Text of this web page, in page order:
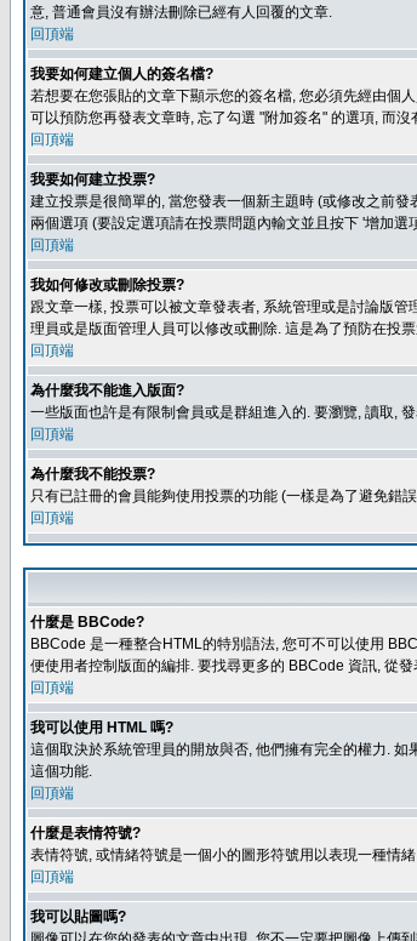
意, 普通會員沒有辦法刪除已經有人回覆的文章.
回頂端
我要如何建立個人的簽名檔?
若想要在您張貼的文章下顯示您的簽名檔, 您必須先經由個
可以預防您再發表文章時, 忘了勾選 "附加簽名" 的選項, 而
回頂端
我要如何建立投票?
建立投票是很簡單的, 當您發表一個新主題時 (或修改之前
兩個選項 (要設定選項請在投票問題內輸文並且按下 '增加
回頂端
我如何修改或刪除投票?
跟文章一樣, 投票可以被文章發表者, 系統管理或是討論版
理員或是版面管理人員可以修改或刪除. 這是為了預防在投
回頂端
為什麼我不能進入版面?
一些版面也許是有限制會員或是群組進入的. 要瀏覽, 讀取,
回頂端
為什麼我不能投票?
只有已註冊的會員能夠使用投票的功能 (一樣是為了避免錯
回頂端
什麼是 BBCode?
BBCode 是一種整合HTML的特別語法, 您可不可以使用
便使用者控制版面的編排. 要找尋更多的 BBCode 資訊, 從
回頂端
我可以使用 HTML 嗎?
這個取決於系統管理員的開放與否, 他們擁有完全的權力.
這個功能.
回頂端
什麼是表情符號?
表情符號, 或情緒符號是一個小的圖形符號用以表現一種情
回頂端
我可以貼圖嗎?